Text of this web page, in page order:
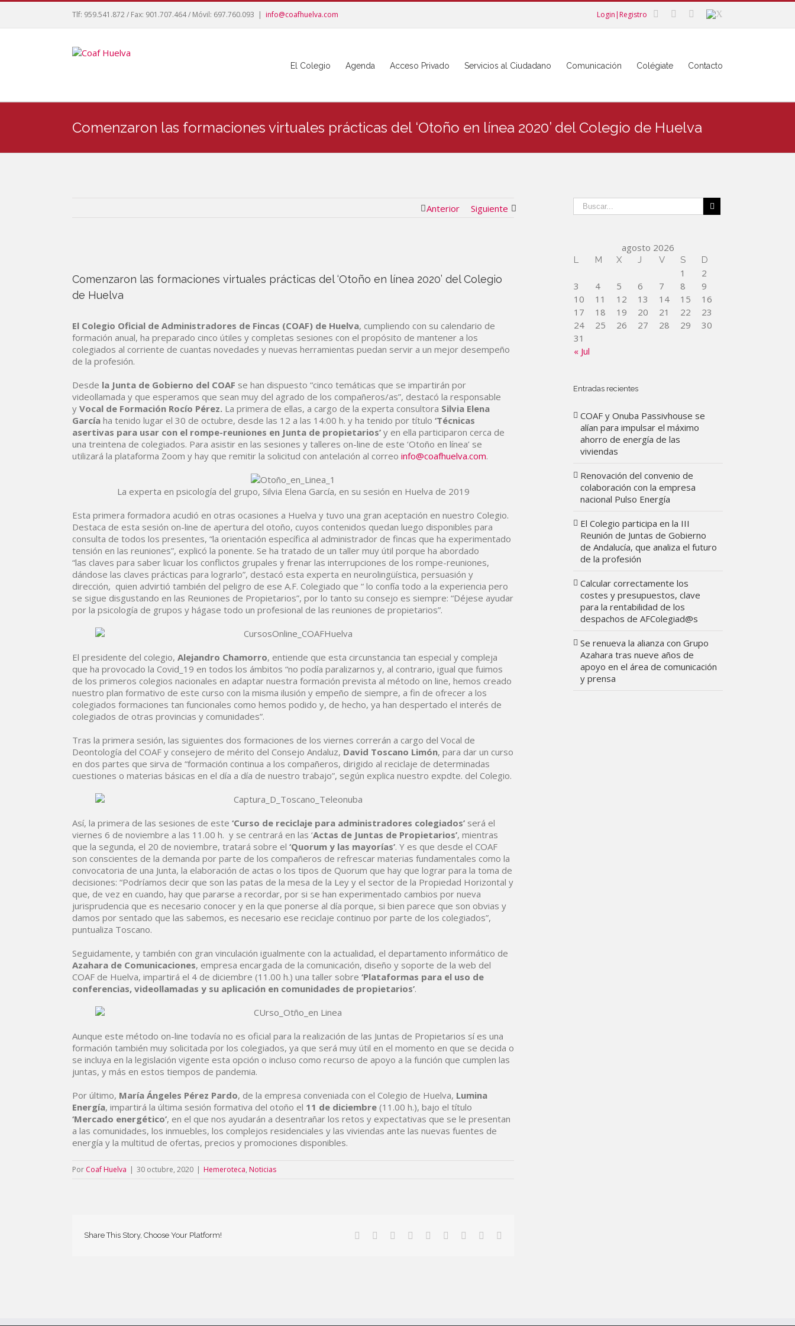
Tlf: 959.541.872 / Fax: 901.707.464 / Móvil: 697.760.093 | info@coafhuelva.com Login|Registro
El Colegio Agenda Acceso Privado Servicios al Ciudadano Comunicación Colégiate Contacto
Comenzaron las formaciones virtuales prácticas del ‘Otoño en línea 2020’ del Colegio de Huelva
Anterior Siguiente
Comenzaron las formaciones virtuales prácticas del ‘Otoño en línea 2020’ del Colegio
de Huelva
El Colegio Oficial de Administradores de Fincas (COAF) de Huelva, cumpliendo con su calendario de
formación anual, ha preparado cinco útiles y completas sesiones con el propósito de mantener a los
colegiados al corriente de cuantas novedades y nuevas herramientas puedan servir a un mejor desempeño
de la profesión.
Desde la Junta de Gobierno del COAF se han dispuesto “cinco temáticas que se impartirán por
videollamada y que esperamos que sean muy del agrado de los compañeros/as”, destacó la responsable
y Vocal de Formación Rocío Pérez. La primera de ellas, a cargo de la experta consultora Silvia Elena
García ha tenido lugar el 30 de octubre, desde las 12 a las 14:00 h. y ha tenido por título ‘Técnicas
asertivas para usar con el rompe-reuniones en Junta de propietarios’ y en ella participaron cerca de
una treintena de colegiados. Para asistir en las sesiones y talleres on-line de este ‘Otoño en línea’ se
utilizará la plataforma Zoom y hay que remitir la solicitud con antelación al correo info@coafhuelva.com.
La experta en psicología del grupo, Silvia Elena García, en su sesión en Huelva de 2019
Esta primera formadora acudió en otras ocasiones a Huelva y tuvo una gran aceptación en nuestro Colegio.
Destaca de esta sesión on-line de apertura del otoño, cuyos contenidos quedan luego disponibles para
consulta de todos los presentes, “la orientación específica al administrador de fincas que ha experimentado
tensión en las reuniones”, explicó la ponente. Se ha tratado de un taller muy útil porque ha abordado
“las claves para saber licuar los conflictos grupales y frenar las interrupciones de los rompe-reuniones,
dándose las claves prácticas para lograrlo”, destacó esta experta en neurolingüística, persuasión y
dirección, quien advirtió también del peligro de ese A.F. Colegiado que “ lo confía todo a la experiencia pero
se sigue disgustando en las Reuniones de Propietarios”, por lo tanto su consejo es siempre: “Déjese ayudar
por la psicología de grupos y hágase todo un profesional de las reuniones de propietarios”.
El presidente del colegio, Alejandro Chamorro, entiende que esta circunstancia tan especial y compleja
que ha provocado la Covid_19 en todos los ámbitos “no podía paralizarnos y, al contrario, igual que fuimos
de los primeros colegios nacionales en adaptar nuestra formación prevista al método on line, hemos creado
nuestro plan formativo de este curso con la misma ilusión y empeño de siempre, a fin de ofrecer a los
colegiados formaciones tan funcionales como hemos podido y, de hecho, ya han despertado el interés de
colegiados de otras provincias y comunidades”.
Tras la primera sesión, las siguientes dos formaciones de los viernes correrán a cargo del Vocal de
Deontología del COAF y consejero de mérito del Consejo Andaluz, David Toscano Limón, para dar un curso
en dos partes que sirva de “formación continua a los compañeros, dirigido al reciclaje de determinadas
cuestiones o materias básicas en el día a día de nuestro trabajo”, según explica nuestro expdte. del Colegio.
Así, la primera de las sesiones de este ‘Curso de reciclaje para administradores colegiados’ será el
viernes 6 de noviembre a las 11.00 h. y se centrará en las ‘Actas de Juntas de Propietarios’, mientras
que la segunda, el 20 de noviembre, tratará sobre el ‘Quorum y las mayorías’. Y es que desde el COAF
son conscientes de la demanda por parte de los compañeros de refrescar materias fundamentales como la
convocatoria de una Junta, la elaboración de actas o los tipos de Quorum que hay que lograr para la toma de
decisiones: “Podríamos decir que son las patas de la mesa de la Ley y el sector de la Propiedad Horizontal y
que, de vez en cuando, hay que pararse a recordar, por si se han experimentado cambios por nueva
jurisprudencia que es necesario conocer y en la que ponerse al día porque, si bien parece que son obvias y
damos por sentado que las sabemos, es necesario ese reciclaje continuo por parte de los colegiados”,
puntualiza Toscano.
Seguidamente, y también con gran vinculación igualmente con la actualidad, el departamento informático de
Azahara de Comunicaciones, empresa encargada de la comunicación, diseño y soporte de la web del
COAF de Huelva, impartirá el 4 de diciembre (11.00 h.) una taller sobre ‘Plataformas para el uso de
conferencias, videollamadas y su aplicación en comunidades de propietarios’.
Aunque este método on-line todavía no es oficial para la realización de las Juntas de Propietarios sí es una
formación también muy solicitada por los colegiados, ya que será muy útil en el momento en que se decida o
se incluya en la legislación vigente esta opción o incluso como recurso de apoyo a la función que cumplen las
juntas, y más en estos tiempos de pandemia.
Por último, María Ángeles Pérez Pardo, de la empresa conveniada con el Colegio de Huelva, Lumina
Energía, impartirá la última sesión formativa del otoño el 11 de diciembre (11.00 h.), bajo el título
‘Mercado energético’, en el que nos ayudarán a desentrañar los retos y expectativas que se le presentan
a las comunidades, los inmuebles, los complejos residenciales y las viviendas ante las nuevas fuentes de
energía y la multitud de ofertas, precios y promociones disponibles.
Por Coaf Huelva | 30 octubre, 2020 | Hemeroteca, Noticias
Share This Story, Choose Your Platform!
agosto 2026
L M X J V S D
« Jul
1
2
3
4 5 6 7 8
9
10
11 12 13 14 15
16
17
18 19 20 21 22
23
24
25 26 27 28 29
30
31
Entradas recientes
COAF y Onuba Passivhouse se
alían para impulsar el máximo
ahorro de energía de las
viviendas
Renovación del convenio de
colaboración con la empresa
nacional Pulso Energía
El Colegio participa en la III
Reunión de Juntas de Gobierno
de Andalucía, que analiza el futuro
de la profesión
Calcular correctamente los
costes y presupuestos, clave
para la rentabilidad de los
despachos de AFColegiad@s
Se renueva la alianza con Grupo
Azahara tras nueve años de
apoyo en el área de comunicación
y prensa